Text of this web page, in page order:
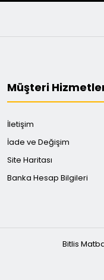
Müşteri
İletişim
İade ve Değişim
Site Haritası
Banka Hesap Bilgileri
Bitlis